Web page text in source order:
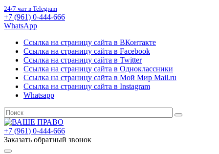
24/7 чат в Telegram
+7 (961) 0-444-666
WhatsApp
Ссылка на страницу сайта в ВКонтакте
Ссылка на страницу сайта в Facebook
Ссылка на страницу сайта в Twitter
Ссылка на страницу сайта в Одноклассники
Ссылка на страницу сайта в Мой Мир Mail.ru
Ссылка на страницу сайта в Instagram
Whatsapp
+7 (961) 0-444-666
Заказать обратный звонок